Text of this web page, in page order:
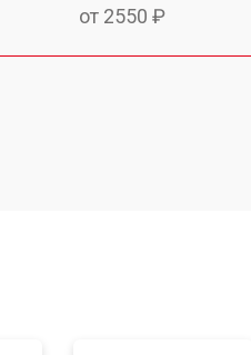
от 2550 ₽